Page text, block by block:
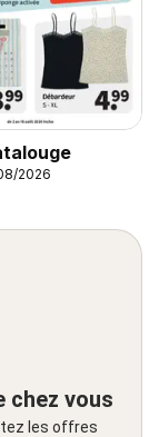
2026
chez vous
les offres